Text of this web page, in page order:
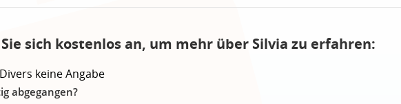
sich kostenlos an, um mehr über Silvia zu erfahren:
Divers keine Angabe
abgegangen?